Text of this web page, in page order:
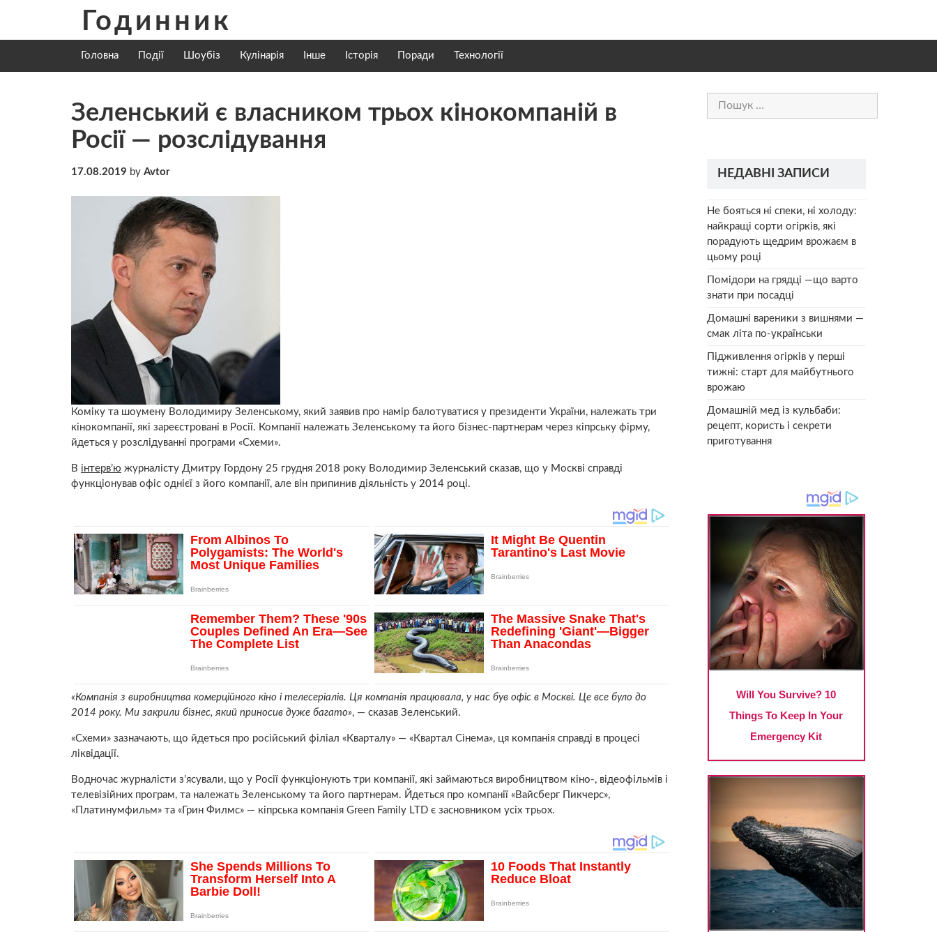
content
Годинник
Головна Події Шоубіз Кулінарія Інше Історія Поради Технології
Зеленський є власником трьох кінокомпаній в
Росії — розслідування
17.08.2019 by Avtor
Коміку та шоумену Володимиру Зеленському, який заявив про намір балотуватися у президенти України, належать три
кінокомпанії, які зареєстровані в Росії. Компанії належать Зеленському та його бізнес-партнерам через кіпрську фірму,
йдеться у розслідуванні програми «Схеми».
В інтерв’ю журналісту Дмитру Гордону 25 грудня 2018 року Володимир Зеленський сказав, що у Москві справді
функціонував офіс однієї з його компанії, але він припинив діяльність у 2014 році.
«Компанія з виробництва комерційного кіно і телесеріалів. Ця компанія працювала, у нас був офіс в Москві. Це все було до
2014 року. Ми закрили бізнес, який приносив дуже багато», — сказав Зеленський.
«Схеми» зазначають, що йдеться про російський філіал «Кварталу» — «Квартал Сінема», ця компанія справді в процесі
ліквідації.
Водночас журналісти з’ясували, що у Росії функціонують три компанії, які займаються виробництвом кіно-, відеофільмів і
телевізійних програм, та належать Зеленському та його партнерам. Йдеться про компанії «Вайсберг Пикчерс»,
«Платинумфильм» та «Грин Филмс» — кіпрська компанія Green Family LTD є засновником усіх трьох.
Пошук:
НЕДАВНІ ЗАПИСИ
Не бояться ні спеки, ні холоду:
найкращі сорти огірків, які
порадують щедрим врожаєм в
цьому році
Помідори на грядці —що варто
знати при посадці
Домашні вареники з вишнями —
смак літа по-українськи
Підживлення огірків у перші
тижні: старт для майбутнього
врожаю
Домашній мед із кульбаби:
рецепт, користь і секрети
приготування